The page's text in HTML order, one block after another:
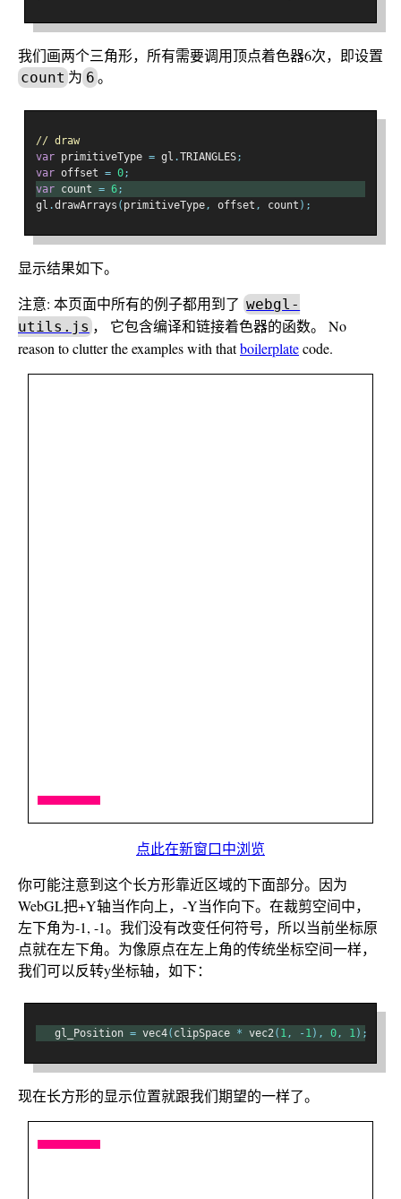
我们画两个三角形，所有需要调用顶点着色器6次，即设置
count 为 6。
// draw
var primitiveType = gl .TRIANGLES;
var offset = 0;
var count = 6;
gl .drawArrays ( primitiveType, offset , count );
显示结果如下。
注意: 本页面中所有的例子都用到了 webgl-
utils.js ， 它包含编译和链接着色器的函数。 No
reason to clutter the examples with thatboilerplatecode.
点此在新窗口中浏览
你可能注意到这个长方形靠近区域的下面部分。因为
WebGL把+Y轴当作向上，-Y当作向下。在裁剪空间中，
左下角为-1, -1。我们没有改变任何符号，所以当前坐标原
点就在左下角。为像原点在左上角的传统坐标空间一样，
我们可以反转y坐标轴，如下：
   gl_Position
= vec4( clipSpace * vec2( 1, - 1), 0, 1);
现在长方形的显示位置就跟我们期望的一样了。